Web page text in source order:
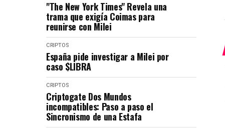
"The New York Times" Revela una
trama que exigía Coimas para
reunirse con Milei
CRIPTOS
España pide investigar a Milei por
caso $LIBRA
CRIPTOS
Criptogate Dos Mundos
incompatibles: Paso a paso el
Sincronismo de una Estafa